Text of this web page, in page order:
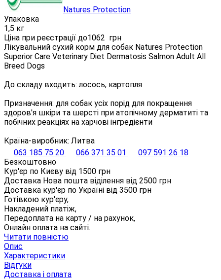
Natures Protection
Упаковка
1,5 кг
Ціна при реєстрації до1062 грн
Лікувальний сухий корм для собак Natures Protection
Superior Care Veterinary Diet Dermatosis Salmon Adult All
Breed Dogs
До складу входить: лосось, картопля
Призначення: для собак усіх порід для покращення
здоров'я шкіри та шерсті при атопічному дерматиті та
побічних реакціях на харчові інгредієнти
Країна-виробник: Литва
063 185 75 20
066 371 35 01
097 591 26 18
Безкоштовно
Кур'єр по Києву від 1500 грн
Доставка Нова пошта віділення від 2500 грн
Доставка кур'єр по Україні від 3500 грн
Готівкою кур'єру,
Накладений платіж,
Передоплата на карту / на рахунок,
Онлайн оплата на сайті.
Читати повністю
Опис
Характеристики
Відгуки
Доставка і оплата